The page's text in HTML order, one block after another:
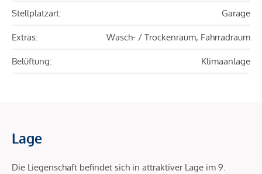
Stellplatzart: Garage
Extras: Wasch- / Trockenraum, Fahrradraum
Belüftung: Klimaanlage
Lage
Die Liegenschaft befindet sich in attraktiver Lage im 9.